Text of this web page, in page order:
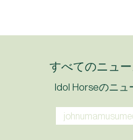
すべてのニュー
Idol Horseのニ